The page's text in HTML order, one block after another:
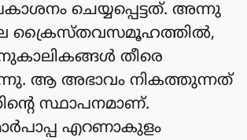
ചെയ്യപ്പെട്ടത്. അന്നു
ക്രൈസ്തവസമൂഹത്തിൽ,
തീരെ
ആ അഭാവം നികത്തുന്നത്
സ്ഥാപനമാണ്.
എറണാകുളം